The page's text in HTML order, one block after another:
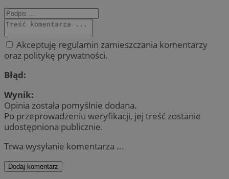
Akceptuję regulamin zamieszczania komentarzy
oraz politykę prywatności.
Błąd:
Wynik:
Opinia została pomyślnie dodana.
Po przeprowadzeniu weryfikacji, jej treść zostanie
udostępniona publicznie.
Trwa wysyłanie komentarza ...
Dodaj komentarz